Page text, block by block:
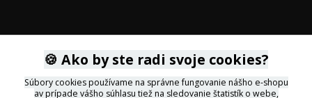
KONTAKTY
🍪 Ako by ste radi svoje cookies?
Súbory cookies používame na správne fungovanie nášho e-shopu
av prípade vášho súhlasu tiež na sledovanie štatistík o webe,